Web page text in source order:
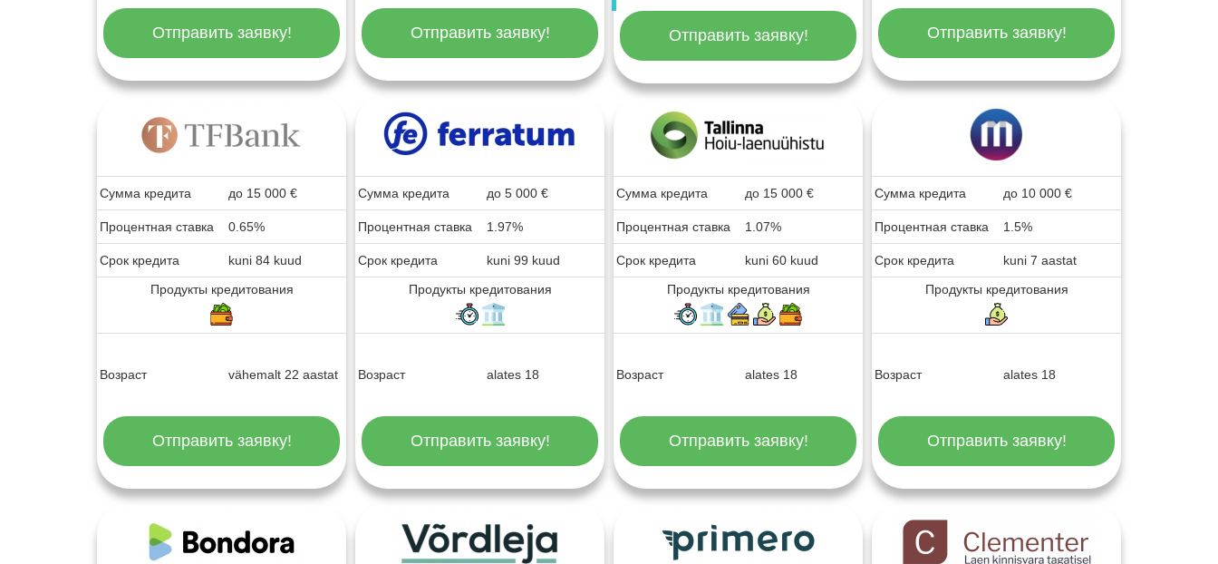
Отправить заявку! Отправить заявку! Отправить заявку! Отправить заявку!
Сумма кредита до 15 000 €
Процентная ставка 0.65%
Срок кредита
kuni 84 kuud
Продукты кредитования
Возраст vähemalt 22 aastat
Отправить заявку!
Сумма кредита до 5 000 €
Процентная ставка 1.97%
Срок кредита
kuni 99 kuud
Продукты кредитования
Возраст alates 18
Отправить заявку!
Сумма кредита до 15 000 €
Процентная ставка 1.07%
Срок кредита
kuni 60 kuud
Продукты кредитования
Возраст alates 18
Отправить заявку!
Сумма кредита до 10 000 €
Процентная ставка 1.5%
Срок кредита
kuni 7 aastat
Продукты кредитования
Возраст alates 18
Отправить заявку!